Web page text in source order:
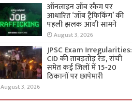
ऑनलाइन जॉब स्कैम पर
आधारित ‘जॉब ट्रैफिकिंग’ की
पहली झलक आयी सामने
August 3, 2026
JPSC Exam Irregularities:
CID की ताबड़तोड़ रेड, रांची
समेत कई जिलों में 15-20
ठिकानों पर छापेमारी
August 3, 2026